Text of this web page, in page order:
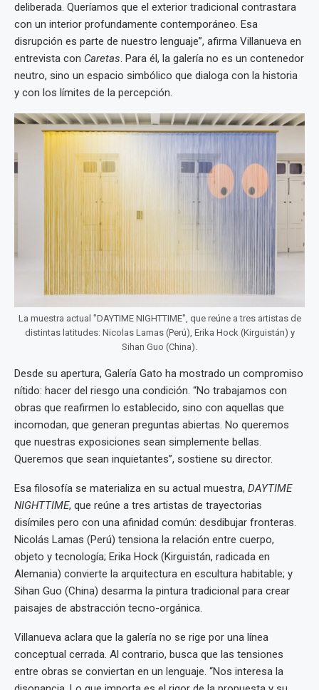
deliberada. Queríamos que el exterior tradicional contrastara
con un interior profundamente contemporáneo. Esa
disrupción es parte de nuestro lenguaje”, afirma Villanueva en
entrevista con Caretas. Para él, la galería no es un contenedor
neutro, sino un espacio simbólico que dialoga con la historia
y con los límites de la percepción.
La muestra actual "DAYTIME NIGHTTIME", que reúne a tres artistas de
distintas latitudes: Nicolas Lamas (Perú), Erika Hock (Kirguistán) y
Sihan Guo (China).
Desde su apertura, Galería Gato ha mostrado un compromiso
nítido: hacer del riesgo una condición. “No trabajamos con
obras que reafirmen lo establecido, sino con aquellas que
incomodan, que generan preguntas abiertas. No queremos
que nuestras exposiciones sean simplemente bellas.
Queremos que sean inquietantes”, sostiene su director.
Esa filosofía se materializa en su actual muestra, DAYTIME
NIGHTTIME, que reúne a tres artistas de trayectorias
disímiles pero con una afinidad común: desdibujar fronteras.
Nicolás Lamas (Perú) tensiona la relación entre cuerpo,
objeto y tecnología; Erika Hock (Kirguistán, radicada en
Alemania) convierte la arquitectura en escultura habitable; y
Sihan Guo (China) desarma la pintura tradicional para crear
paisajes de abstracción tecno-orgánica.
Villanueva aclara que la galería no se rige por una línea
conceptual cerrada. Al contrario, busca que las tensiones
entre obras se conviertan en un lenguaje. “Nos interesa la